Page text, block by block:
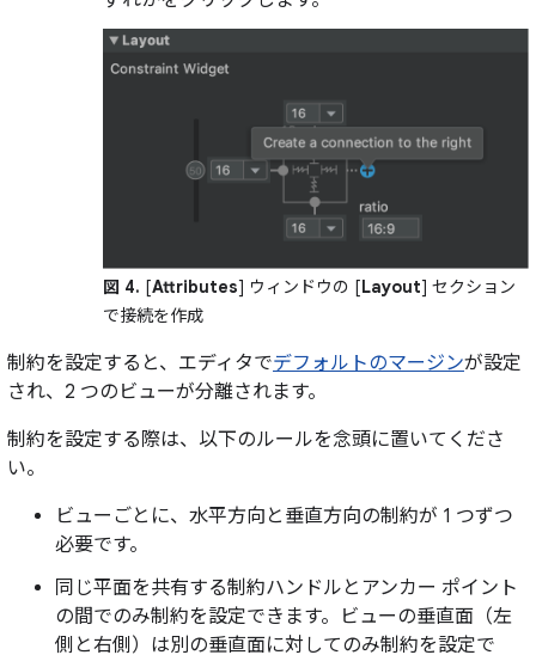
図 4. [Attributes] ウィンドウの [Layout] セクション
で接続を作成
制約を設定すると、エディタでデフォルトのマージンが設定
され、2 つのビューが分離されます。
制約を設定する際は、以下のルールを念頭に置いてくださ
い。
ビューごとに、水平方向と垂直方向の制約が 1 つずつ
必要です。
同じ平面を共有する制約ハンドルとアンカー ポイント
の間でのみ制約を設定できます。ビューの垂直面（左
側と右側）は別の垂直面に対してのみ制約を設定で